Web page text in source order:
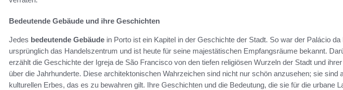
Bedeutende Gebäude und ihre Geschichten
Jedes bedeutende Gebäude in Porto ist ein Kapitel in der Geschichte der Stadt. So war der Palácio da
ursprünglich das Handelszentrum und ist heute für seine majestätischen Empfangsräume bekannt.
erzählt die Geschichte der Igreja de São Francisco von den tiefen religiösen Wurzeln der Stadt und
über die Jahrhunderte. Diese architektonischen Wahrzeichen sind nicht nur schön anzusehen; sie sind
kulturellen Erbes, das es zu bewahren gilt. Ihre Geschichten und die Bedeutung, die sie für die urbane